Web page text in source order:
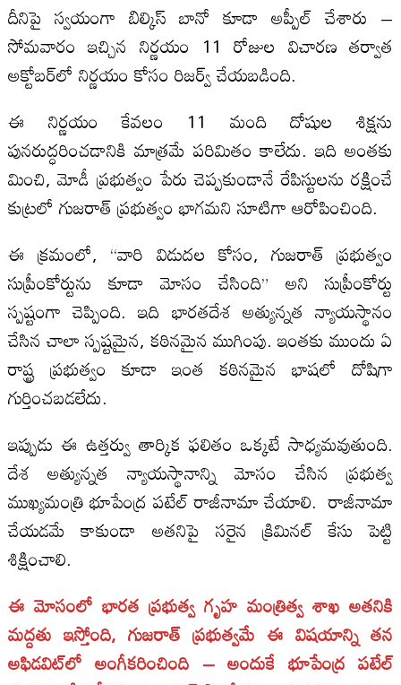
దీనిపై స్వయంగా బిల్కిస్ బానో కూడా అప్పీల్ చేశారు –
సోమవారం ఇచ్చిన నిర్ణయం 11 రోజుల విచారణ తర్వాత
అక్టోబర్‌లో నిర్ణయం కోసం రిజర్వ్ చేయబడింది.
ఈ నిర్ణయం కేవలం 11 మంది దోషుల శిక్షను
పునరుద్ధరించడానికి మాత్రమే పరిమితం కాలేదు. ఇది అంతకు
మించి, మోడీ ప్రభుత్వం పేరు చెప్పకుండానే రేపిస్టులను రక్షించే
కుట్రలో గుజరాత్ ప్రభుత్వం భాగమని సూటిగా ఆరోపించింది.
ఈ క్రమంలో, “వారి విడుదల కోసం, గుజరాత్ ప్రభుత్వం
సుప్రీంకోర్టును కూడా మోసం చేసింది” అని సుప్రీంకోర్టు
స్పష్టంగా చెప్పింది. ఇది భారతదేశ అత్యున్నత న్యాయస్థానం
చేసిన చాలా స్పష్టమైన, కఠినమైన ముగింపు. ఇంతకు ముందు ఏ
రాష్ట్ర ప్రభుత్వం కూడా ఇంత కఠినమైన భాషలో దోషిగా
గుర్తించబడలేదు.
ఇప్పుడు ఈ ఉత్తర్వు తార్కిక ఫలితం ఒక్కటే సాధ్యమవుతుంది.
దేశ అత్యున్నత న్యాయస్థానాన్ని మోసం చేసిన ప్రభుత్వ
ముఖ్యమంత్రి భూపేంద్ర పటేల్ రాజీనామా చేయాలి. రాజీనామా
చేయడమే కాకుండా అతనిపై సరైన క్రిమినల్ కేసు పెట్టి
శిక్షించాలి.
ఈ మోసంలో భారత ప్రభుత్వ గృహ మంత్రిత్వ శాఖ అతనికి
మద్దతు ఇస్తోంది, గుజరాత్ ప్రభుత్వమే ఈ విషయాన్ని తన
అఫిడవిట్‌లో అంగీకరించింది – అందుకే భూపేంద్ర పటేల్